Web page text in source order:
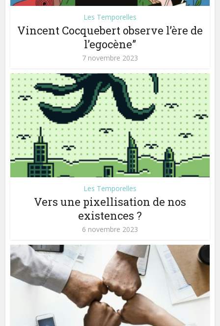
Les Temporelles
Vincent Cocquebert observe l’ère de
l’egocène”
7 novembre 2023
Les Temporelles
Vers une pixellisation de nos
existences ?
6 novembre 2023